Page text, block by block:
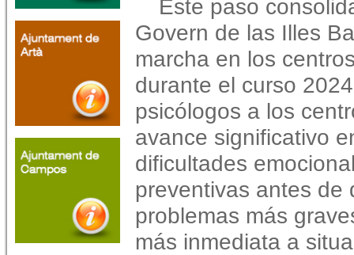
Este paso
Govern de las Illes
marcha en los
durante el curso
psicólogos a los
avance significativo
dificultades
preventivas antes de
problemas más
más inmediata a